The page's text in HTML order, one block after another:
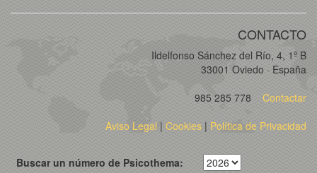
CONTACTO
Ildelfonso Sánchez del Río, 4, 1º B
33001 Oviedo · España
985 285 778
Contactar
Aviso Legal| Cookies | Política de Privacidad
Buscar un número de Psicothema: